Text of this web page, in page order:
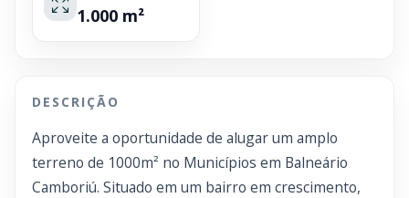
1.000 m²
DESCRIÇÃO
Aproveite a oportunidade de alugar um amplo
terreno de 1000m² no Municípios em Balneário
Camboriú. Situado em um bairro em crescimento,